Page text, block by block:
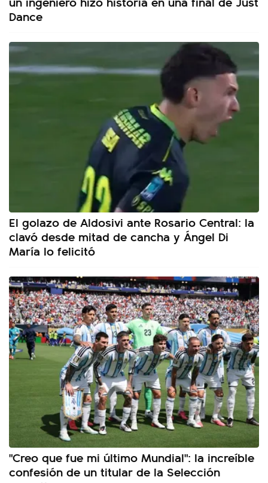
Dance
El golazo de Aldosivi ante Rosario Central: la
clavó desde mitad de cancha y Ángel Di
María lo felicitó
"Creo que fue mi último Mundial": la increíble
confesión de un titular de la Selección